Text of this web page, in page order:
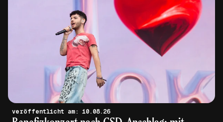
veröffentlicht am: 10.08.26